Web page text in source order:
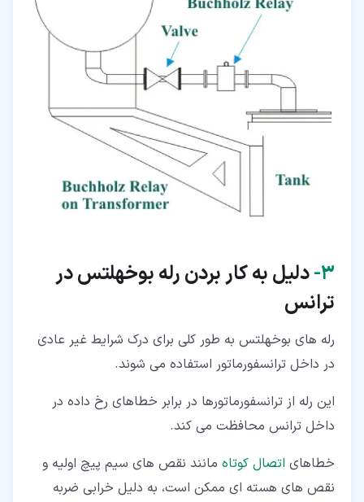
۳‏- دلیل به کار بردن رله بوخهلتس در
ترانس
رله های بوخهلتس به طور کلی برای درک شرایط غیر عادی
در داخل ترانسفورماتور استفاده می شوند.
این رله از ترانسفورماتورها در برابر خطاهای رخ داده در
داخل ترانس محافظت می کند.
خطاهای اتصال کوتاه مانند نقص های سیم پیچ اولیه و
نقص های هسته ای ممکن است، به دلیل خرابی ضربه